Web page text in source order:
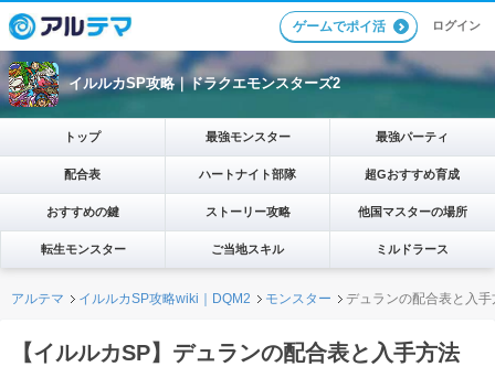
ゲームでポイ活 ログイン
イルルカSP攻略｜ドラクエモンスターズ2
トップ 最強モンスター 最強パーティ
配合表 ハートナイト部隊 超Gおすすめ育成
おすすめの鍵 ストーリー攻略 他国マスターの場所
転生モンスター ご当地スキル ミルドラース
アルテマ イルルカSP攻略wiki｜DQM2 モンスター デュランの配合表と入
【イルルカSP】デュランの配合表と入手方法